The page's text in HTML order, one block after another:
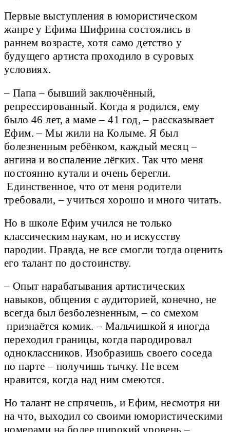
Первые выступления в юмористическом
жанре у Ефима Шифрина состоялись в
раннем возрасте, хотя само детство у
будущего артиста проходило в суровых
условиях.
– Папа – бывший заключённый,
репрессированный. Когда я родился, ему
было 46 лет, а маме – 41 год, – рассказывает
Ефим. – Мы жили на Колыме. Я был
болезненным ребёнком, каждый месяц –
ангина и воспаление лёгких. Так что меня
постоянно кутали и очень берегли.
Единственное, что от меня родители
требовали, – учиться хорошо и много читать.
Но в школе Ефим учился не только
классическим наукам, но и искусству
пародии. Правда, не все смогли тогда оценить
его талант по достоинству.
– Опыт нарабатывания артистических
навыков, общения с аудиторией, конечно, не
всегда был безболезненным, – со смехом
признаётся комик. – Мальчишкой я иногда
переходил границы, когда пародировал
одноклассников. Изобразишь своего соседа
по парте – получишь тычку. Не всем
нравится, когда над ним смеются.
Но талант не спрячешь, и Ефим, несмотря ни
на что, выходил со своими юмористическими
номерами на более широкий уровень –